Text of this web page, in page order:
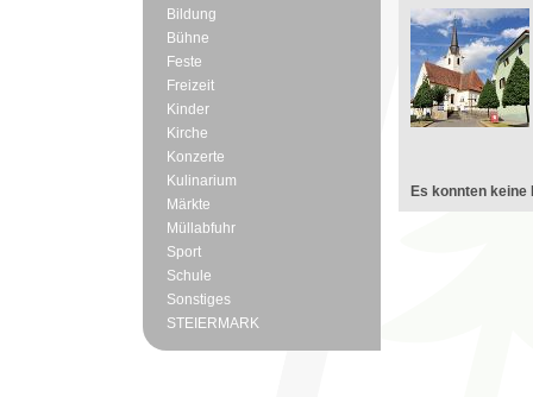
Bildung
Bühne
Feste
Freizeit
Kinder
Kirche
Konzerte
Kulinarium
Märkte
Müllabfuhr
Sport
Schule
Sonstiges
STEIERMARK
Es konnten keine